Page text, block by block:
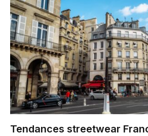
Tendances streetwear